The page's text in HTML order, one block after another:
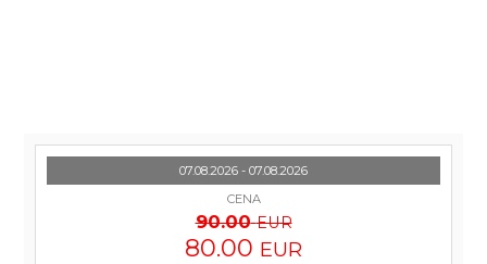
07.08.2026 - 07.08.2026
CENA
90.00 EUR
80.00 EUR